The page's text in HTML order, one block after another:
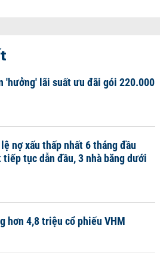
'hưởng' lãi suất ưu đãi gói 220.000
nợ xấu thấp nhất 6 tháng đầu
tục dẫn đầu, 3 nhà băng dưới
hơn 4,8 triệu cổ phiếu VHM